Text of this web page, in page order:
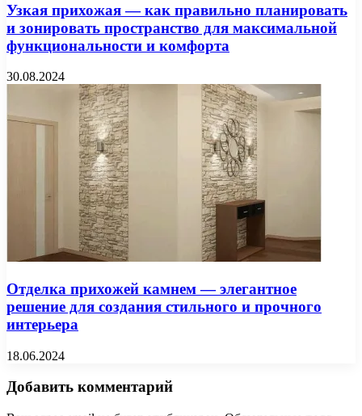
Узкая прихожая — как правильно планировать
и зонировать пространство для максимальной
функциональности и комфорта
30.08.2024
Отделка прихожей камнем — элегантное
решение для создания стильного и прочного
интерьера
18.06.2024
Добавить комментарий